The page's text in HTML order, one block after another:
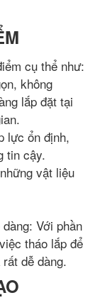
cụ thể như:
không
lắp đặt tại
lực ổn định,
tin cậy.
vật liệu
Với phần
tháo lắp để
dễ dàng.